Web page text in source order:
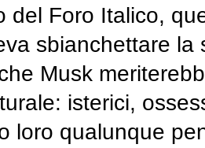
del Foro Italico,
sbianchettare la
Musk
isterici,
loro qualunque